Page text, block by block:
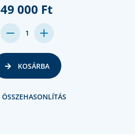
49 000 Ft
DECREASE
QUANTITY:
1
INCREASE
QUANTITY:
KOSÁRBA
ÖSSZEHASONLÍTÁS